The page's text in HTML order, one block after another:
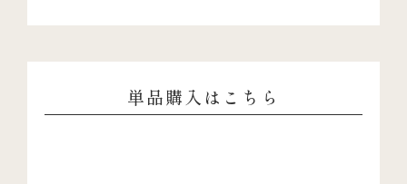
単品購入はこちら